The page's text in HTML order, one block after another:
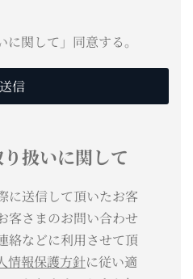
に関して」同意する。
送信
扱いに関して
に送信して頂いたお客
客さまのお問い合わせ
絡などに利用させて頂
情報保護方針に従い適